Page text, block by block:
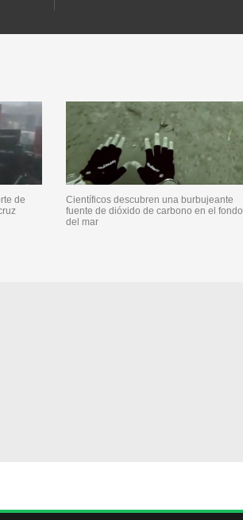
de
Científicos descubren una burbujeante
fuente de dióxido de carbono en el fondo
del mar